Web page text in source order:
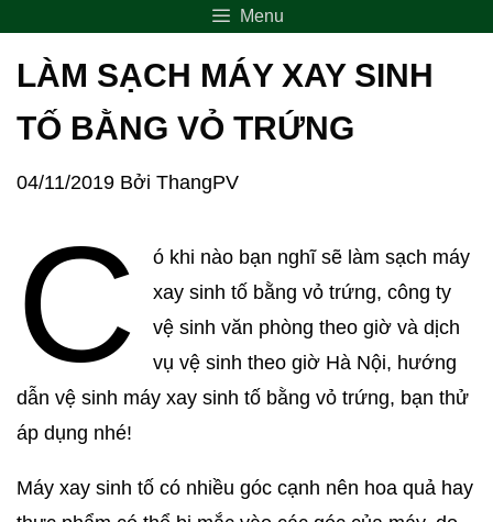
Menu
LÀM SẠCH MÁY XAY SINH
TỐ BẰNG VỎ TRỨNG
04/11/2019 Bởi ThangPV
C
ó khi nào bạn nghĩ sẽ làm sạch máy
xay sinh tố bằng vỏ trứng, công ty
vệ sinh văn phòng theo giờ và dịch
vụ vệ sinh theo giờ Hà Nội, hướng
dẫn vệ sinh máy xay sinh tố bằng vỏ trứng, bạn thử
áp dụng nhé!
Máy xay sinh tố có nhiều góc cạnh nên hoa quả hay